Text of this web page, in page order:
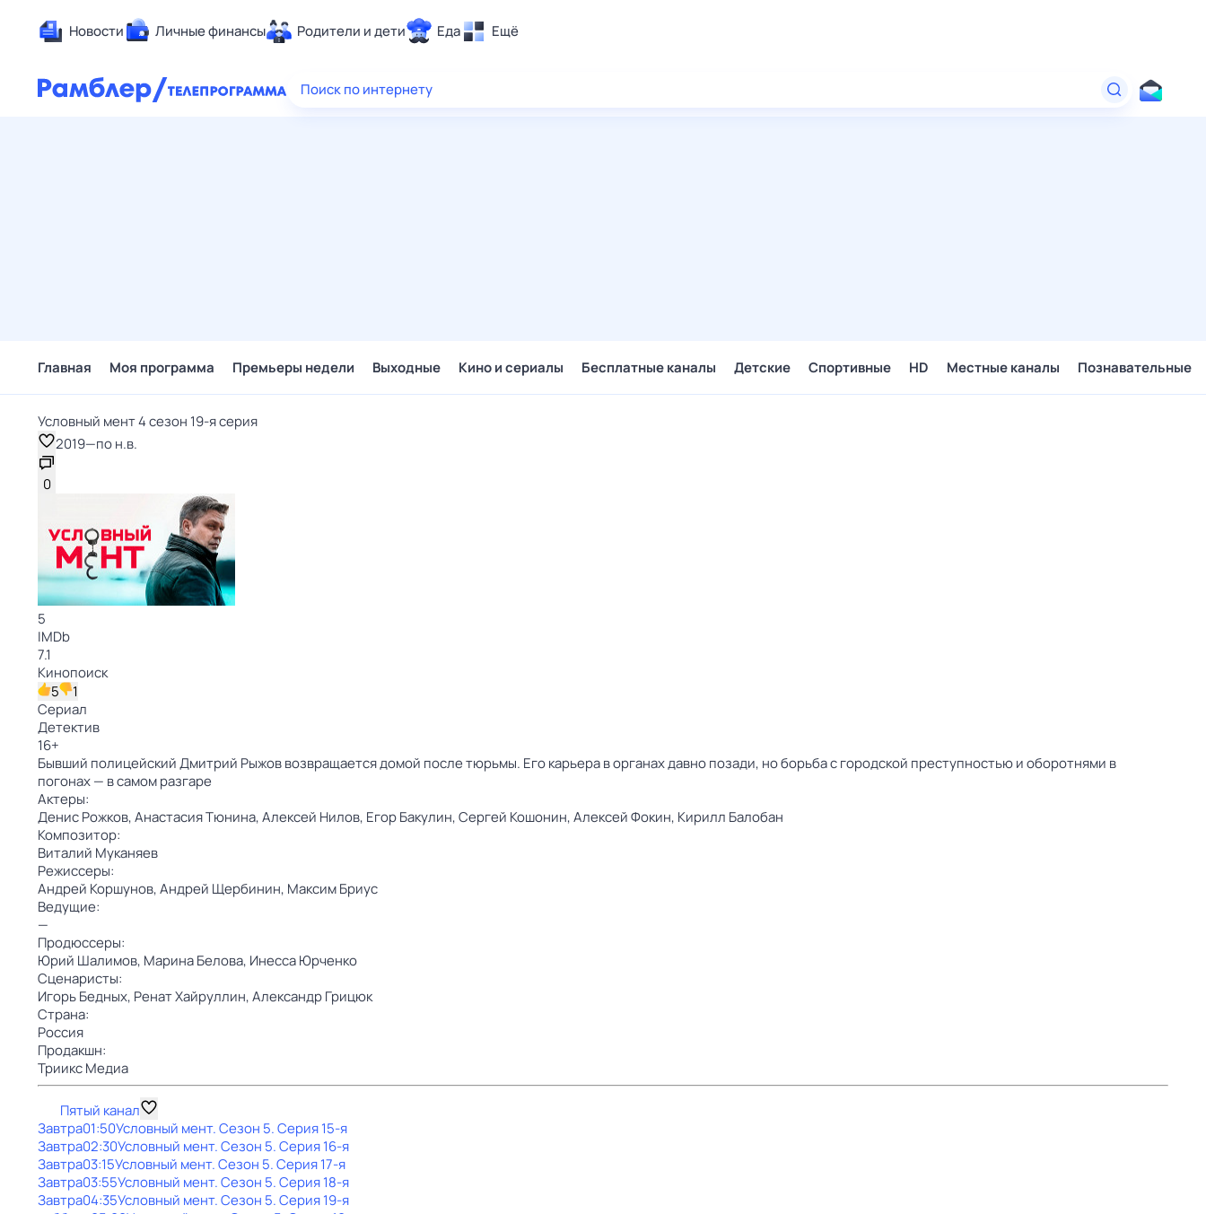
Новости Личные финансы Родители и дети Еда Ещё
Здоровье
Поиск по интернету
Главная Моя программа Премьеры недели Выходные Кино и сериалы Бесплатные каналы Детские Спортивные HD Местные каналы Познавательные
Условный мент 4 сезон 19-я серия
2019—по н.в.
0
5
IMDb
7.1
Кинопоиск
5
1
Сериал
Детектив
16+
Бывший полицейский Дмитрий Рыжов возвращается домой после тюрьмы. Его карьера в органах давно позади, но борьба с городской преступностью и оборотнями в
погонах — в самом разгаре
Актеры:
Денис Рожков,Анастасия Тюнина,Алексей Нилов, Егор Бакулин,Сергей Кошонин,Алексей Фокин, Кирилл Балобан
Композитор:
Виталий Муканяев
Режиссеры:
Андрей Коршунов,Андрей Щербинин, Максим Бриус
Ведущие:
—
Продюссеры:
Юрий Шалимов, Марина Белова, Инесса Юрченко
Сценаристы:
Игорь Бедных, Ренат Хайруллин,Александр Грицюк
Страна:
Россия
Продакшн:
Триикс Медиа
Пятый канал
Завтра01:50Условный мент. Сезон 5. Серия 15-я
Завтра02:30Условный мент. Сезон 5. Серия 16-я
Завтра03:15Условный мент. Сезон 5. Серия 17-я
Завтра03:55Условный мент. Сезон 5. Серия 18-я
Завтра04:35Условный мент. Сезон 5. Серия 19-я